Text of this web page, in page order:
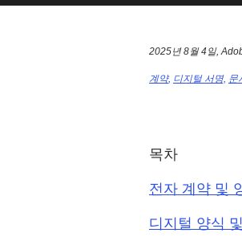
2025년 8월 4일,
계약, 디지털 서명, 문
목차
전자 계약 및
디지털 양식